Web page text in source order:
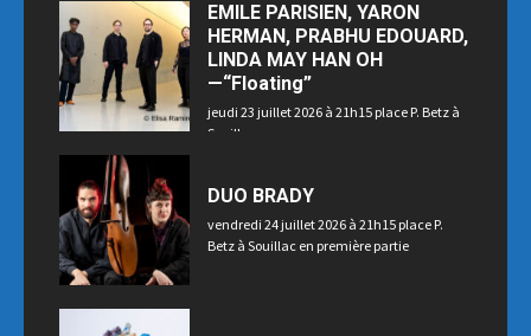
EMILE PARISIEN, YARON
HERMAN, PRABHU EDOUARD,
LINDA MAY HAN OH
—“Floating”
jeudi 23 juillet 2026 à 21h15 place P. Betz à
Souillac
DUO BRADY
vendredi 24 juillet 2026 à 21h15 place P.
Betz à Souillac en première partie